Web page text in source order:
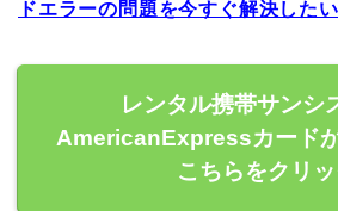
ドエラーの問題を今すぐ解決した
レンタル携帯サンシ
AmericanExpressカード
こちらをクリ